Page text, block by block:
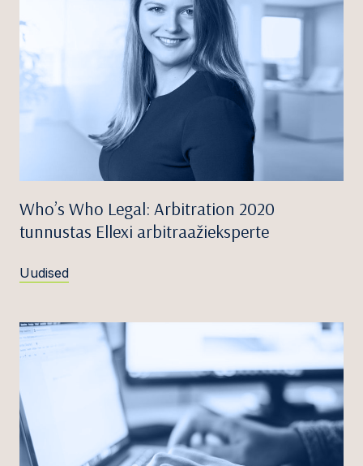
Who’s Who Legal: Arbitration 2020
tunnustas Ellexi arbitraažieksperte
Uudised